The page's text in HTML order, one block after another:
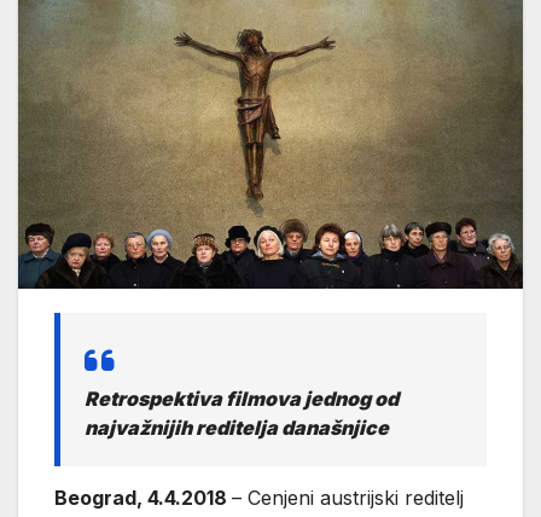
Retrospektiva filmova jednog od
najvažnijih reditelja današnjice
Beograd, 4.4.2018 – Cenjeni austrijski reditelj